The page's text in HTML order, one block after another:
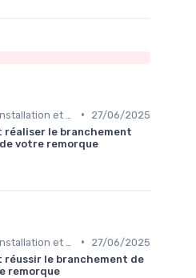
•
27/06/2025
réaliser le branchement
votre remorque
•
27/06/2025
réussir le branchement de
remorque